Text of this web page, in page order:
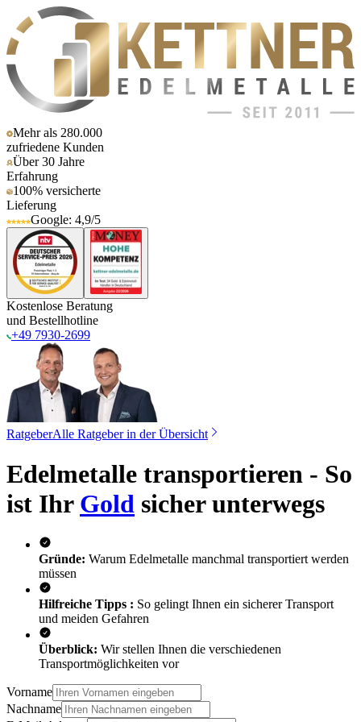
Mehr als 280.000
zufriedene Kunden
Über 30 Jahre
Erfahrung
100% versicherte
Lieferung
Google: 4,9/5
Kostenlose Beratung
und Bestellhotline
+49 7930-2699
RatgeberAlle Ratgeber in der Übersicht
Edelmetalle transportieren - So
ist Ihr Gold sicher unterwegs
Gründe: Warum Edelmetalle manchmal transportiert werden
müssen
Hilfreiche Tipps : So gelingt Ihnen ein sicherer Transport
und meiden Gefahren
Überblick: Wir stellen Ihnen die verschiedenen
Transportmöglichkeiten vor
Vorname
Nachname